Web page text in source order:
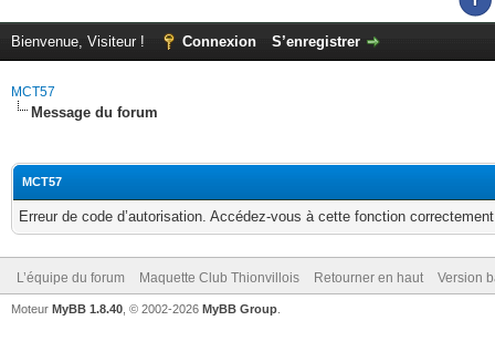
Bienvenue, Visiteur ! Connexion S’enregistrer
MCT57
Message du forum
MCT57
Erreur de code d’autorisation. Accédez-vous à cette fonction
L’équipe du forum Maquette Club Thionvillois Retourner en haut Version
Moteur MyBB 1.8.40 , © 2002-2026 MyBB Group